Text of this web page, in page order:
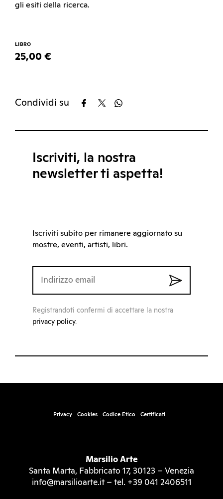
gli esiti della ricerca.
LIBRO
25,00 €
Condividi su
Iscriviti, la nostra
newsletter ti aspetta!
Iscriviti subito per rimanere aggiornato su
mostre, eventi, artisti, libri.
Registrandoti confermi di accettare la nostra
privacy policy.
Privacy Cookies Codice Etico Certificati
Marsilio Arte
Santa Marta, Fabbricato 17, 30123 – Venezia
info@marsilioarte.it – tel. +39 041 2406511